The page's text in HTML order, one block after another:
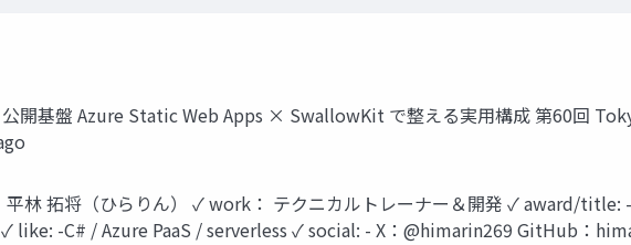
開基盤 Azure Static Web Apps × SwallowKit で整える実用構成 第60回
林 拓将（ひらりん） ✓ work： テクニカルトレーナー＆開発 ✓ award/title:
like: -C# / Azure PaaS / serverless ✓ social: - X：@himarin269 GitHub：